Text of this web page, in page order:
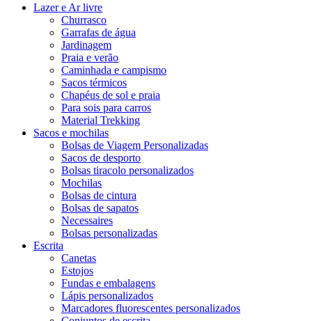
Lazer e Ar livre
Churrasco
Garrafas de água
Jardinagem
Praia e verão
Caminhada e campismo
Sacos térmicos
Chapéus de sol e praia
Para sois para carros
Material Trekking
Sacos e mochilas
Bolsas de Viagem Personalizadas
Sacos de desporto
Bolsas tiracolo personalizados
Mochilas
Bolsas de cintura
Bolsas de sapatos
Necessaires
Bolsas personalizadas
Escrita
Canetas
Estojos
Fundas e embalagens
Lápis personalizados
Marcadores fluorescentes personalizados